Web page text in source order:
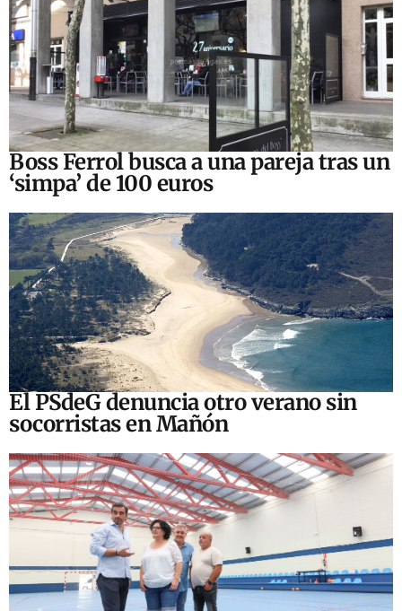
Boss Ferrol busca a una pareja tras un
‘simpa’ de 100 euros
El PSdeG denuncia otro verano sin
socorristas en Mañón